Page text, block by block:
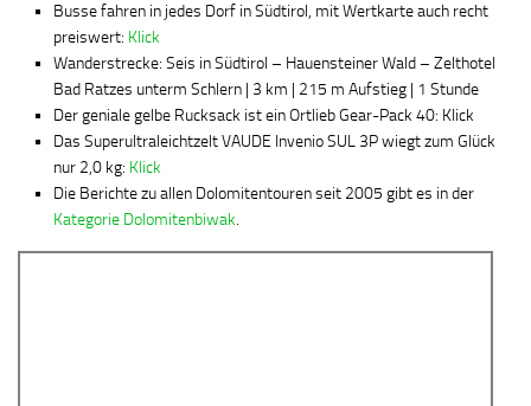
Busse fahren in jedes Dorf in Südtirol, mit Wertkarte auch recht
preiswert: Klick
Wanderstrecke: Seis in Südtirol – Hauensteiner Wald – Zelthotel
Bad Ratzes unterm Schlern | 3 km | 215 m Aufstieg | 1 Stunde
Der geniale gelbe Rucksack ist ein Ortlieb Gear-Pack 40: Klick
Das Superultraleichtzelt VAUDE Invenio SUL 3P wiegt zum Glück
nur 2,0 kg: Klick
Die Berichte zu allen Dolomitentouren seit 2005 gibt es in der
Kategorie Dolomitenbiwak.